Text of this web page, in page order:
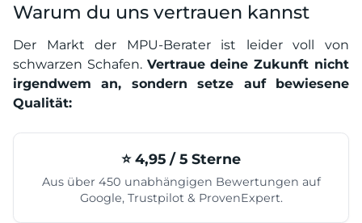
Warum du uns vertrauen kannst
Der Markt der MPU-Berater ist leider voll von
schwarzen Schafen. Vertraue deine Zukunft nicht
irgendwem an, sondern setze auf bewiesene
Qualität:
⭐️ 4,95 / 5 Sterne
Aus über 450 unabhängigen Bewertungen auf
Google, Trustpilot & ProvenExpert.